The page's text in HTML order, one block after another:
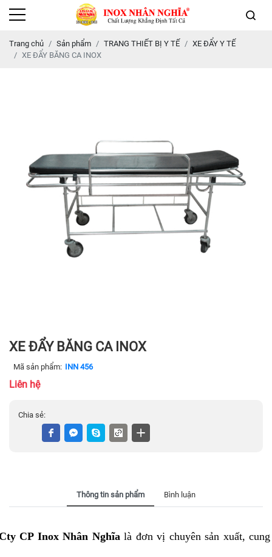
Trang chủ Sản phẩm TRANG THIẾT BỊ Y TẾ
XE ĐẨY Y TẾ
XE ĐẨY BĂNG CA INOX
XE ĐẨY BĂNG CA INOX
Mã sản phẩm: INN 456
Liên hệ
Chia sẻ:
Thông tin sản phẩm Bình luận
CP Inox Nhân Nghĩa là đơn vị chuyên sản xuất,